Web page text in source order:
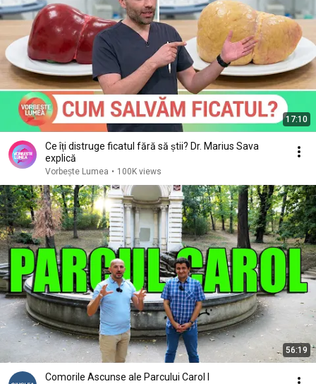
17:10
Ce îți distruge ficatul fără să știi? Dr. Marius Sava
explică
Vorbește Lumea • 100K views
56:19
Comorile Ascunse ale Parcului Carol I